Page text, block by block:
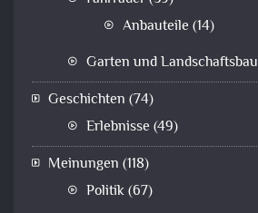
Anbauteile (14)
Garten und Landschaftsbau
Geschichten (74)
Erlebnisse (49)
Meinungen (118)
Politik(67)